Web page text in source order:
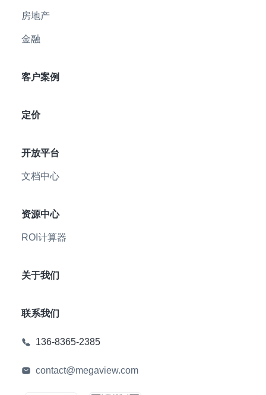
房地产
金融
客户案例
定价
开放平台
文档中心
资源中心
ROI计算器
关于我们
联系我们
136-8365-2385
contact@megaview.com